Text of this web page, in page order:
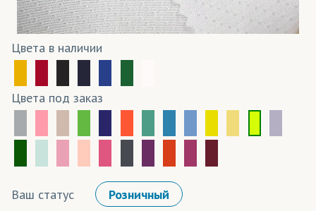
Цвета в наличии
Цвета под заказ
Ваш статус
Розничный